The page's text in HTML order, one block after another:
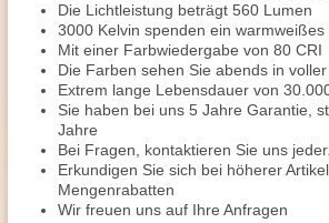
Die Lichtleistung beträgt 560 Lumen
3000 Kelvin spenden ein warmweißes
Mit einer Farbwiedergabe von 80 CRI
Die Farben sehen Sie abends in
Extrem lange Lebensdauer von
Sie haben bei uns 5 Jahre Garantie,
Jahre
Bei Fragen, kontaktieren Sie uns
Erkundigen Sie sich bei höherer
Mengenrabatten
Wir freuen uns auf Ihre Anfragen